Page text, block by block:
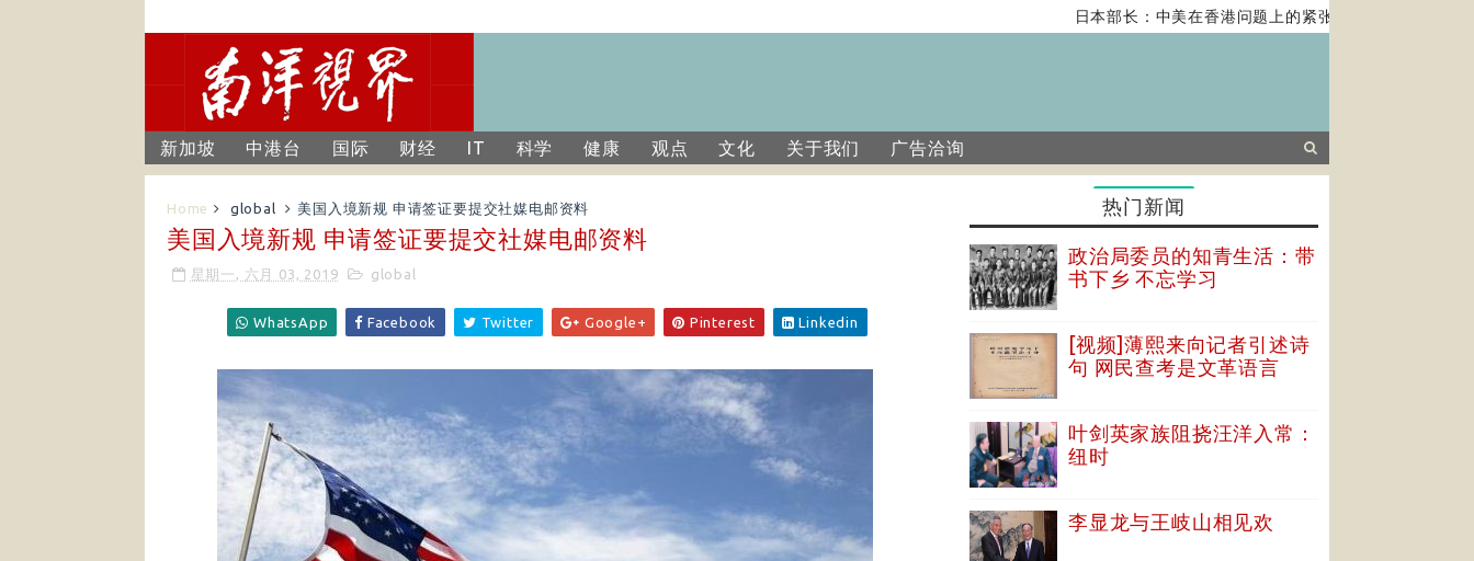
日本部长：中美在香港问题上的紧张关系对全球经济构成风
新加坡 中港台 国际 财经 IT 科学 健康 观点 文化 关于我们 广告洽询
Home global 美国入境新规 申请签证要提交社媒电邮资料
美国入境新规 申请签证要提交社媒电邮资料
星期一, 六月 03, 2019 global
WhatsApp Facebook Twitter Google+ Pinterest Linkedin
热门新闻
政治局委员的知青生活：带
书下乡 不忘学习
[视频]薄熙来向记者引述诗
句 网民查考是文革语言
叶剑英家族阻挠汪洋入常：
纽时
李显龙与王岐山相见欢